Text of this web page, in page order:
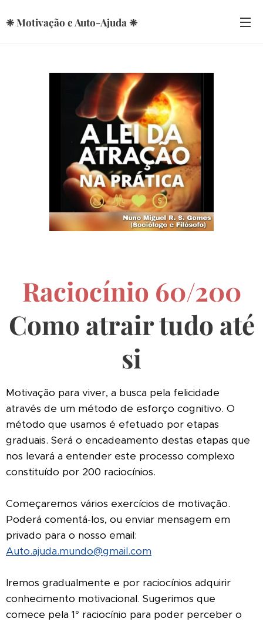
❈ Motivação e Auto-Ajuda ❈
Raciocínio 60/200
Como atrair tudo até
si
Motivação para viver, a busca pela felicidade
através de um método de esforço cognitivo. O
método que usamos é efetuado por etapas
graduais. Será o encadeamento destas etapas que
nos levará a entender este processo complexo
constituído por 200 raciocínios.
Começaremos vários exercícios de motivação.
Poderá comentá-los, ou enviar mensagem em
privado para o nosso email:
Auto.ajuda.mundo@gmail.com
Iremos gradualmente e por raciocínios adquirir
conhecimento motivacional. Sugerimos que
comece pela 1° raciocínio para poder perceber o